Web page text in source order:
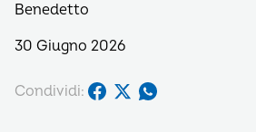
Benedetto
30 Giugno 2026
Condividi: